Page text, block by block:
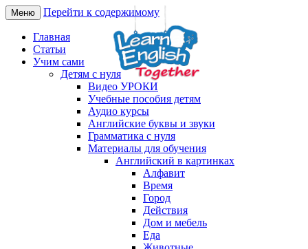
LearnEnglishTogether
Английский язык онлайн –
изучаем вместе
Меню Перейти к содержимому
Главная
Статьи
Учим сами
Детям с нуля
Видео УРОКИ
Учебные пособия детям
Аудио курсы
Английские буквы и звуки
Грамматика с нуля
Материалы для обучения
Английский в картинках
Алфавит
Время
Город
Действия
Дом и мебель
Еда